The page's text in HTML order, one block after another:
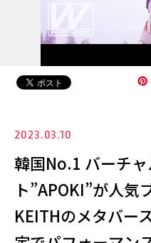
2023.03.10
韓国No.1 バーチ
ト”APOKI”が人気
KEITHのメタバー